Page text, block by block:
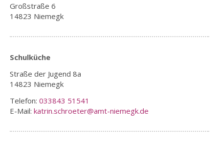
Großstraße 6
14823 Niemegk
Schulküche
Straße der Jugend 8a
14823 Niemegk
Telefon: 033843 51541
E-Mail: katrin.schroeter@amt-niemegk.de